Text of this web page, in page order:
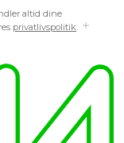
altid dine
privatlivspolitik.